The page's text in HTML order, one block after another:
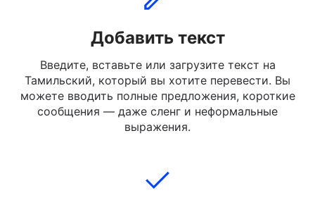
Добавить текст
Введите, вставьте или загрузите текст на
Тамильский, который вы хотите перевести. Вы
можете вводить полные предложения, короткие